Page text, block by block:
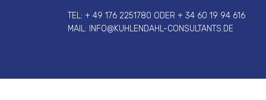
TEL: + 49 176 2251780 ODER + 34 60 19 94 616
MAIL: INFO@KUHLENDAHL-CONSULTANTS.DE